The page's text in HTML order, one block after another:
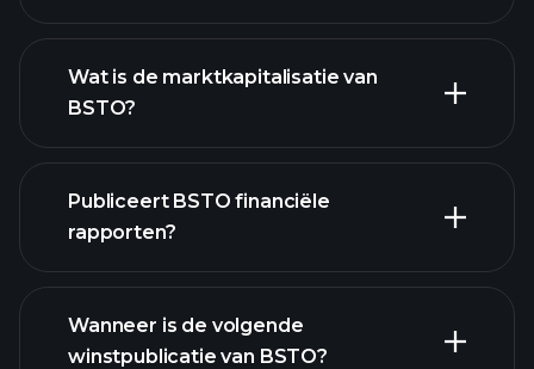
BSTO
grafiek.
Wat is de marktkapitalisatie van
BSTO?
onze lijst van aandelen
Publiceert BSTO financiële
rapporten?
BSTO financiële gegevens
Wanneer is de volgende
winstpublicatie van BSTO?